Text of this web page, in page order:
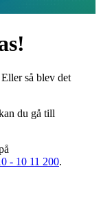
så blev det
du gå till
- 10 11 200.